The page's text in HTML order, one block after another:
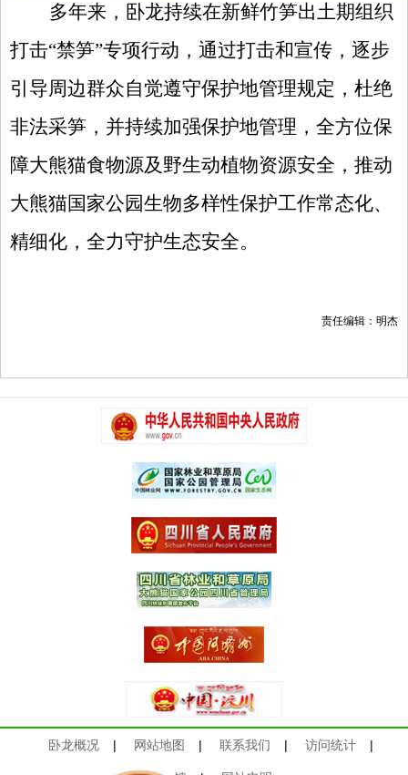
多年来，卧龙持续在新鲜竹笋出土期组织
打击“禁笋”专项行动 ， 通过打击和宣传，逐步
引导周边群众自觉遵守保护地管理规定，杜绝
非法采笋 ， 并持续加强保护地管理，全方位保
障大熊猫食物源及野生动植物资源安全，推动
大熊猫国家公园生物多样性保护工作常态化、
精细化 ， 全力守护生态安全。
责任编辑：明杰
卧龙概况 | 网站地图 | 联系我们 | 访问统计 |